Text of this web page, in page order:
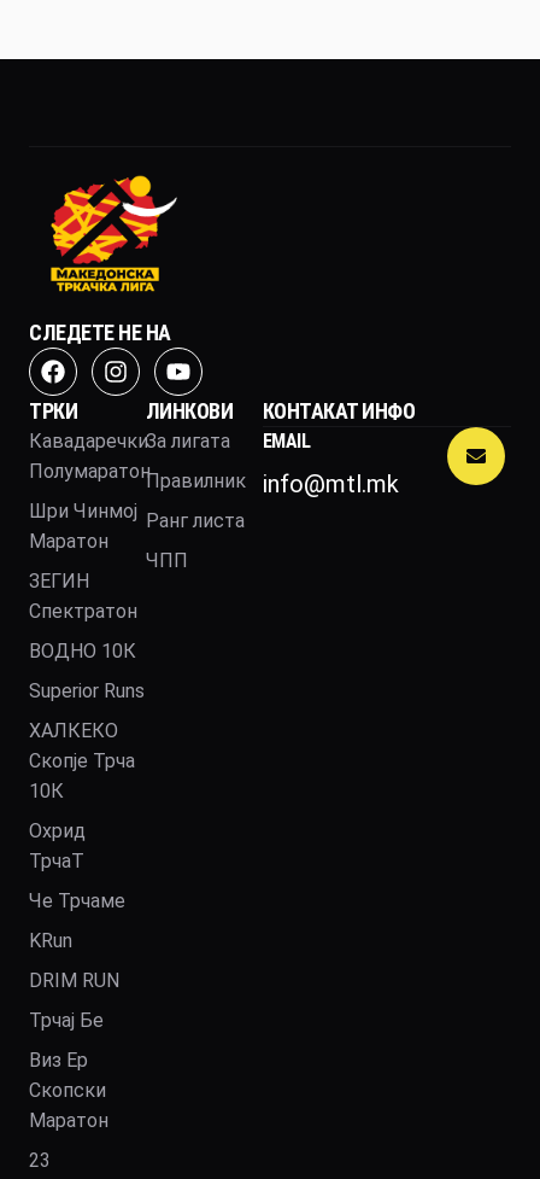
СЛЕДЕТЕ НЕ НА
ТРКИ
Кавадаречки
Полумаратон
Шри Чинмој
Маратон
ЗЕГИН
Спектратон
ВОДНО 10К
Superior Runs
ХАЛКЕКО
Скопје Трча
10К
Охрид
ТрчаТ
Че Трчаме
KRun
DRIM RUN
Трчај Бе
Виз Ер
Скопски
Маратон
23
ЛИНКОВИ
За лигата
Правилник
Ранг листа
ЧПП
КОНТАКАТ ИНФО
EMAIL
info@mtl.mk